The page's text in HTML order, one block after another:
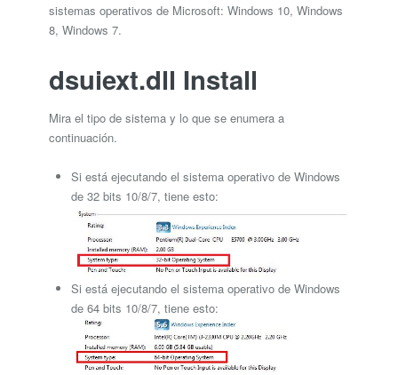
sistemas operativos de Microsoft: Windows 10, Windows
8, Windows 7.
dsuiext.dll Install
Mira el tipo de sistema y lo que se enumera a
continuación.
Si está ejecutando el sistema operativo de Windows
de 32 bits 10/8/7, tiene esto:
Si está ejecutando el sistema operativo de Windows
de 64 bits 10/8/7, tiene esto: